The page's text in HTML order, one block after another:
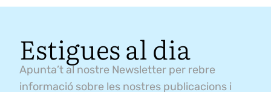
Estigues al dia
Apunta’t al nostre Newsletter per rebre
informació sobre les nostres publicacions i